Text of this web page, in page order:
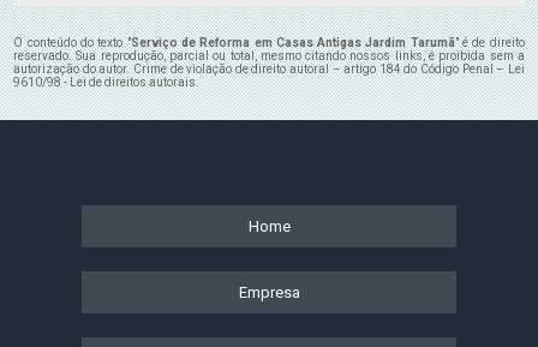
O conteúdo do texto "Serviço de Reforma em Casas Antigas Jardim Tarumã" é de direito
reservado. Sua reprodução, parcial ou total, mesmo citando nossos links, é proibida sem a
autorização do autor. Crime de violação de direito autoral – artigo 184 do Código Penal –Lei
9610/98 - Lei de direitos autorais.
Home
Empresa